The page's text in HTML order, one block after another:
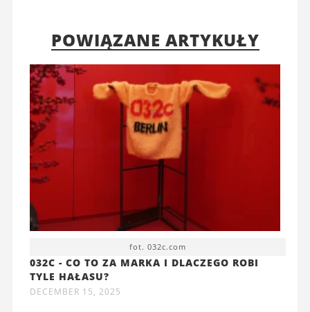
POWIĄZANE ARTYKUŁY
fot. 032c.com
032C - CO TO ZA MARKA I DLACZEGO ROBI
TYLE HAŁASU?
DECEMBER 15, 2025